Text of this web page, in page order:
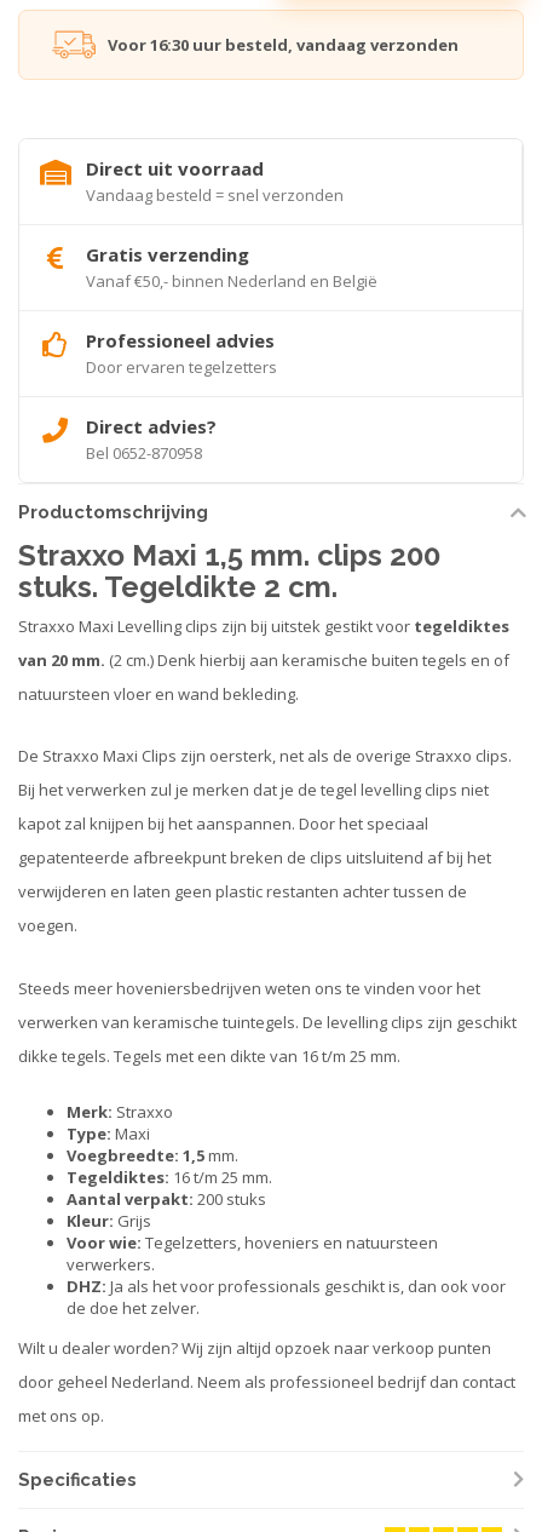
Voor 16:30 uur besteld, vandaag verzonden
Direct uit voorraad
Vandaag besteld = snel verzonden
Gratis verzending
Vanaf €50,- binnen Nederland en België
Professioneel advies
Door ervaren tegelzetters
Direct advies?
Bel 0652-870958
Productomschrijving
Straxxo Maxi 1,5 mm. clips 200
stuks. Tegeldikte 2 cm.
Straxxo Maxi Levelling clips zijn bij uitstek gestikt voor tegeldiktes
van 20 mm. (2 cm.) Denk hierbij aan keramische buiten tegels en of
natuursteen vloer en wand bekleding.
De Straxxo Maxi Clips zijn oersterk, net als de overige Straxxo clips.
Bij het verwerken zul je merken dat je de tegel levelling clips niet
kapot zal knijpen bij het aanspannen. Door het speciaal
gepatenteerde afbreekpunt breken de clips uitsluitend af bij het
verwijderen en laten geen plastic restanten achter tussen de
voegen.
Steeds meer hoveniersbedrijven weten ons te vinden voor het
verwerken van keramische tuintegels. De levelling clips zijn geschikt
dikke tegels. Tegels met een dikte van 16 t/m 25 mm.
Merk: Straxxo
Type: Maxi
Voegbreedte: 1,5mm.
Tegeldiktes: 16 t/m 25 mm.
Aantal verpakt: 200 stuks
Kleur: Grijs
Voor wie: Tegelzetters, hoveniers en natuursteen
verwerkers.
DHZ: Ja als het voor professionals geschikt is, dan ook voor
de doe het zelver.
Wilt u dealer worden? Wij zijn altijd opzoek naar verkoop punten
door geheel Nederland. Neem als professioneel bedrijf dan contact
met ons op.
Specificaties